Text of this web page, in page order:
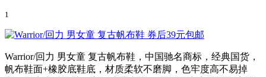
1
Warrior/回力 男女童 复古帆布鞋，中国驰名商标，经典国货，
帆布鞋面+橡胶底鞋底，材质柔软不磨脚，色牢度高不易掉